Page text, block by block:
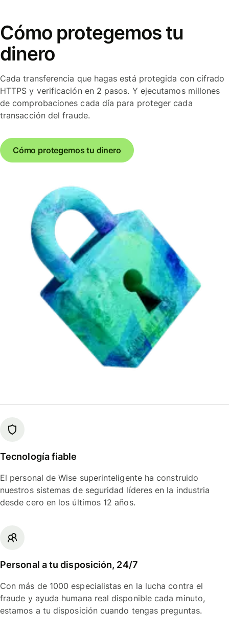
Cómo protegemos tu
dinero
Cada transferencia que hagas está protegida con cifrado
HTTPS y verificación en 2 pasos. Y ejecutamos millones
de comprobaciones cada día para proteger cada
transacción del fraude.
Cómo protegemos tu dinero
Tecnología fiable
El personal de Wise superinteligente ha construido
nuestros sistemas de seguridad líderes en la industria
desde cero en los últimos 12 años.
Personal a tu disposición, 24/7
Con más de 1000 especialistas en la lucha contra el
fraude y ayuda humana real disponible cada minuto,
estamos a tu disposición cuando tengas preguntas.